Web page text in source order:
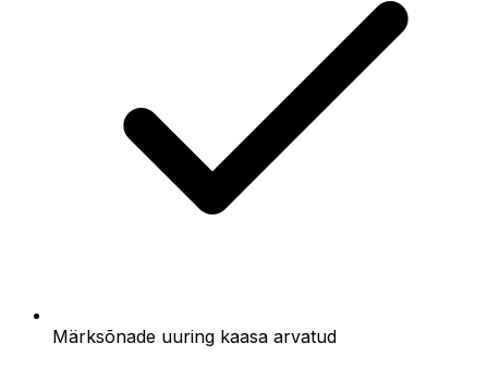
Märksõnade uuring kaasa arvatud